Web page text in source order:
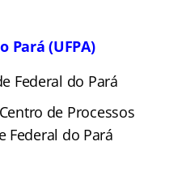
Pará (UFPA)
Federal do Pará
de Processos
Federal do Pará